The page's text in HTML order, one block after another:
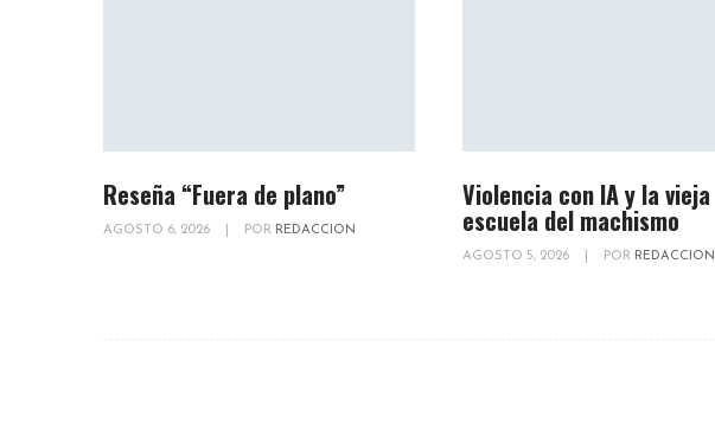
Reseña “Fuera de plano”
AGOSTO 6, 2026 POR REDACCION
Violencia con IA y la vieja
escuela del machismo
AGOSTO 5, 2026 POR REDACCION